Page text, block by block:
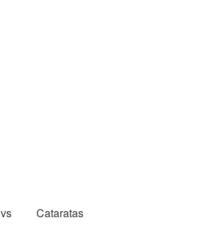
vs Cataratas